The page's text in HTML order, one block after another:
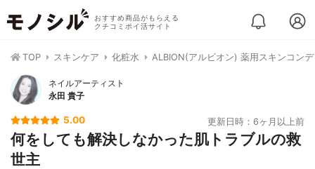
おすすめ商品がもらえる
クチコミポイ活サイト
TOP スキンケア 化粧水 ALBION(アルビオン) 薬用スキンコン
ネイルアーティスト
永田 貴子
5.00 更新日時：6ヶ月以上前
何をしても解決しなかった肌トラブルの救
世主